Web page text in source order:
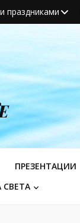
праздниками
ПРЕЗЕНТАЦИИ
СВЕТА